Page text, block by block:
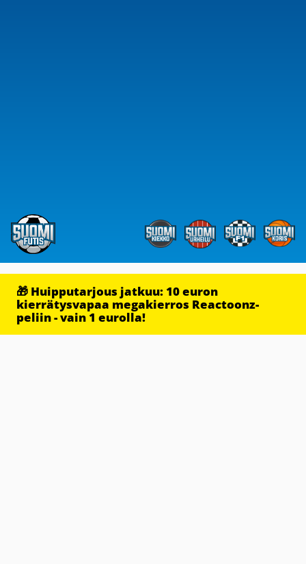
🎁 Huipputarjous jatkuu: 10 euron
kierrätysvapaa megakierros Reactoonz-
peliin - vain 1 eurolla!